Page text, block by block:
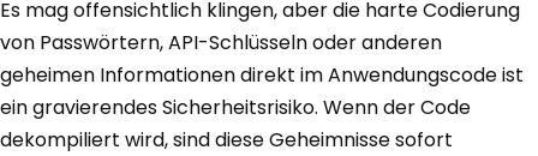
Es mag offensichtlich klingen, aber die harte Codierung
von Passwörtern, API-Schlüsseln oder anderen
geheimen Informationen direkt im Anwendungscode ist
ein gravierendes Sicherheitsrisiko. Wenn der Code
dekompiliert wird, sind diese Geheimnisse sofort